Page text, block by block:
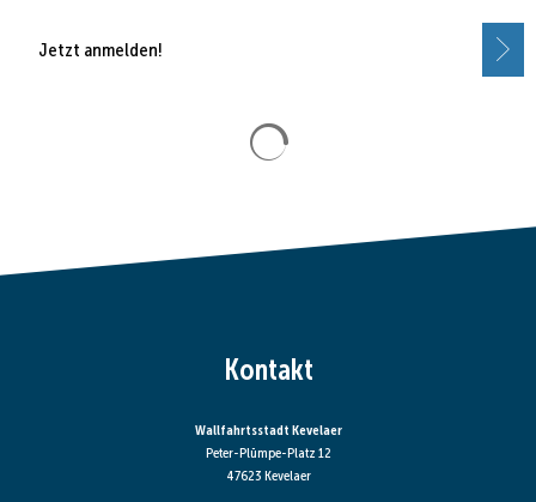
Jetzt anmelden!
Kontakt
Wallfahrtsstadt Kevelaer
Peter-Plümpe-Platz 12
47623 Kevelaer